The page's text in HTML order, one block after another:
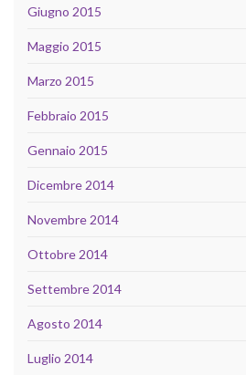
Giugno 2015
Maggio 2015
Marzo 2015
Febbraio 2015
Gennaio 2015
Dicembre 2014
Novembre 2014
Ottobre 2014
Settembre 2014
Agosto 2014
Luglio 2014